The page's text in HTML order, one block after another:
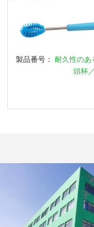
製品番号： 耐久性のあ
頭杯